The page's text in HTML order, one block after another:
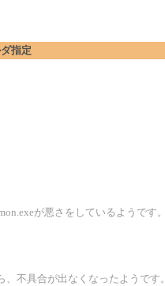
指定
が悪さをしているようです。
不具合が出なくなったようです。